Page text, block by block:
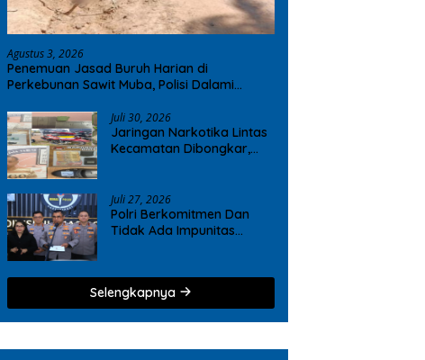
Agustus 3, 2026
Penemuan Jasad Buruh Harian di
Perkebunan Sawit Muba, Polisi Dalami
Juli 30, 2026
Jaringan Narkotika Lintas
Kecamatan Dibongkar,
Juli 27, 2026
Polri Berkomitmen Dan
Tidak Ada Impunitas
Selengkapnya